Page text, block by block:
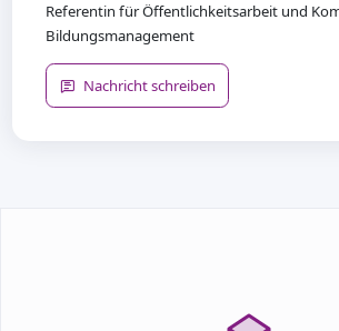
Referentin für Öffentlichkeitsarbeit und
Bildungsmanagement
Nachricht schreiben